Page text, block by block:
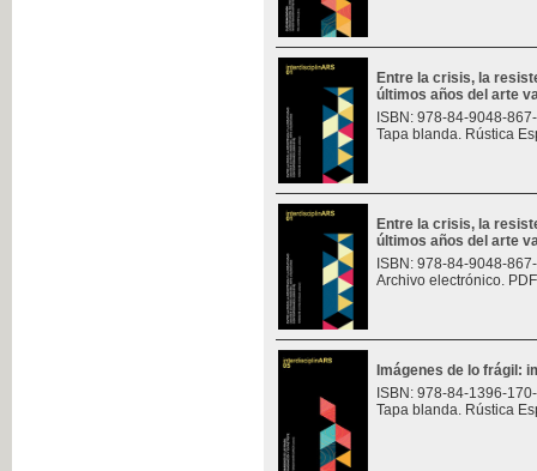
Entre la crisis, la
últimos años del arte
ISBN: 978-84-9048-
Tapa blanda. Rústica
Entre la crisis, la
últimos años del arte
ISBN: 978-84-9048-
Archivo electrónico.
Imágenes de lo frágil:
ISBN: 978-84-1396-
Tapa blanda. Rústica